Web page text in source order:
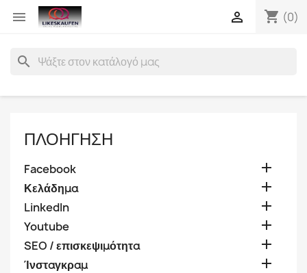
 shopping_cart (0)

search
ΠΛΟΉΓΗΣΗ
Facebook 
Κελάδημα 
LinkedIn 
Youtube 
SEO / επισκεψιμότητα 
Ίνσταγκραμ 